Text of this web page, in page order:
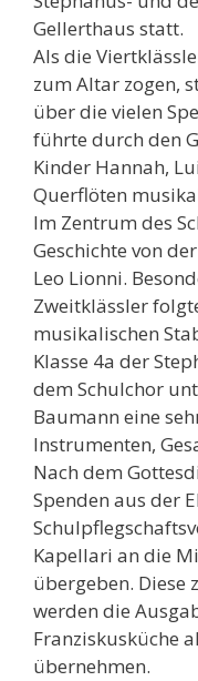
Gellerthaus statt.
Als die
zum Altar zogen,
über die vielen
führte durch den
Kinder Hannah,
Querflöten
Im Zentrum des
Geschichte von
Leo Lionni.
Zweitklässler
musikalischen
Klasse 4a der
dem Schulchor
Baumann eine
Instrumenten,
Nach dem
Spenden aus der
Kapellari an die
übergeben. Diese
werden die
Franziskusküche
übernehmen.